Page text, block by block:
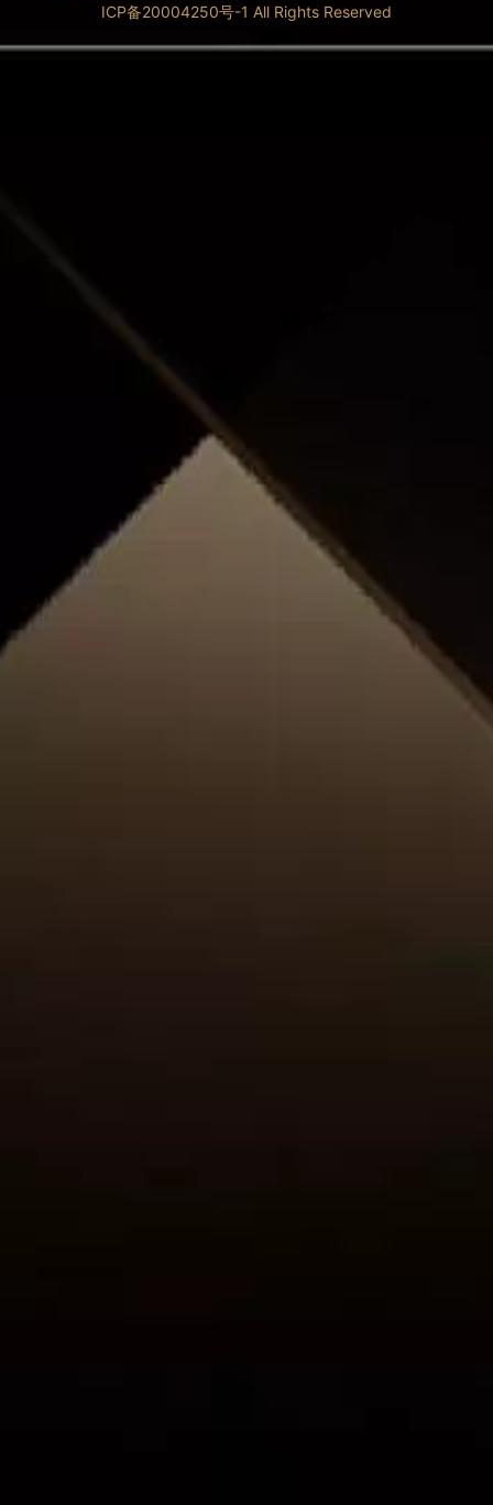
ICP备20004250号-1 All Rights Reserved